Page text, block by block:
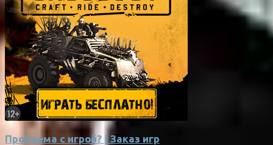
Проблема с игрой? | Заказ игр